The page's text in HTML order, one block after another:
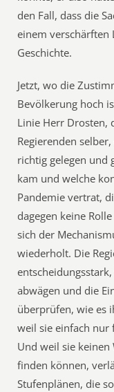
den Fall, dass die
einem verschärften
Geschichte.
Jetzt, wo die
Bevölkerung hoch
Linie Herr Drosten,
Regierenden
richtig gelegen und
kam und welche
Pandemie vertrat,
dagegen keine
sich der
wiederholt. Die
abwägen und die
überprüfen, wie es
weil sie einfach nur
Und weil sie
finden können,
Stufenplänen, die